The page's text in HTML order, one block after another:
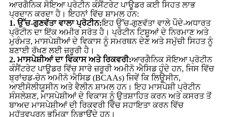
ਆਰਗੈਨਿਕ ਸੋਇਆ ਪ੍ਰੋਟੀਨ ਕੰਸੈਂਟਰੇਟ ਪਾਊਡਰ ਕਈ ਸਿਹਤ ਲਾਭ
ਪ੍ਰਦਾਨ ਕਰਦਾ ਹੈ। ਇਹਨਾਂ ਵਿੱਚ ਸ਼ਾਮਲ ਹਨ:
1. ਉੱਚ-ਗੁਣਵੱਤਾ ਵਾਲਾ ਪ੍ਰੋਟੀਨ:ਇਹ ਉੱਚ-ਗੁਣਵੱਤਾ ਵਾਲੇ ਪੌਦੇ-ਅਧਾਰਤ
ਪ੍ਰੋਟੀਨ ਦਾ ਇੱਕ ਅਮੀਰ ਸਰੋਤ ਹੈ। ਪ੍ਰੋਟੀਨ ਟਿਸ਼ੂਆਂ ਦੇ ਨਿਰਮਾਣ ਅਤੇ
ਮੁਰੰਮਤ, ਮਾਸਪੇਸ਼ੀਆਂ ਦੇ ਵਿਕਾਸ ਨੂੰ ਸਮਰਥਨ ਦੇਣ ਅਤੇ ਸਮੁੱਚੀ ਸਿਹਤ ਨੂੰ
ਬਣਾਈ ਰੱਖਣ ਲਈ ਜ਼ਰੂਰੀ ਹੈ।
2. ਮਾਸਪੇਸ਼ੀਆਂ ਦਾ ਵਿਕਾਸ ਅਤੇ ਰਿਕਵਰੀ:ਆਰਗੈਨਿਕ ਸੋਇਆ ਪ੍ਰੋਟੀਨ
ਕੰਸੈਂਟਰੇਟ ਪਾਊਡਰ ਵਿੱਚ ਸਾਰੇ ਜ਼ਰੂਰੀ ਅਮੀਨੋ ਐਸਿਡ ਹੁੰਦੇ ਹਨ, ਜਿਸ ਵਿੱਚ
ਬ੍ਰਾਂਚਡ-ਚੇਨ ਅਮੀਨੋ ਐਸਿਡ (BCAAs) ਜਿਵੇਂ ਕਿ ਲਿਊਸੀਨ,
ਆਈਸੋਲੀਯੂਸੀਨ ਅਤੇ ਵੈਲੀਨ ਸ਼ਾਮਲ ਹਨ। ਇਹ ਮਾਸਪੇਸ਼ੀ ਪ੍ਰੋਟੀਨ
ਸੰਸਲੇਸ਼ਣ, ਮਾਸਪੇਸ਼ੀਆਂ ਦੇ ਵਿਕਾਸ ਨੂੰ ਉਤਸ਼ਾਹਿਤ ਕਰਨ ਅਤੇ ਕਸਰਤ ਤੋਂ
ਬਾਅਦ ਮਾਸਪੇਸ਼ੀਆਂ ਦੀ ਰਿਕਵਰੀ ਵਿੱਚ ਸਹਾਇਤਾ ਕਰਨ ਵਿੱਚ
ਮਹੱਤਵਪੂਰਨ ਭੂਮਿਕਾ ਨਿਭਾਉਂਦੇ ਹਨ।